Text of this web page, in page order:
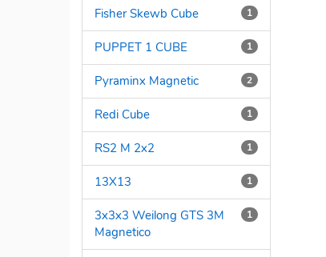
1
Fisher Skewb Cube
1
PUPPET 1 CUBE
2
Pyraminx Magnetic
1
Redi Cube
1
RS2 M 2x2
1
13X13
1
3x3x3 Weilong GTS 3M
Magnetico